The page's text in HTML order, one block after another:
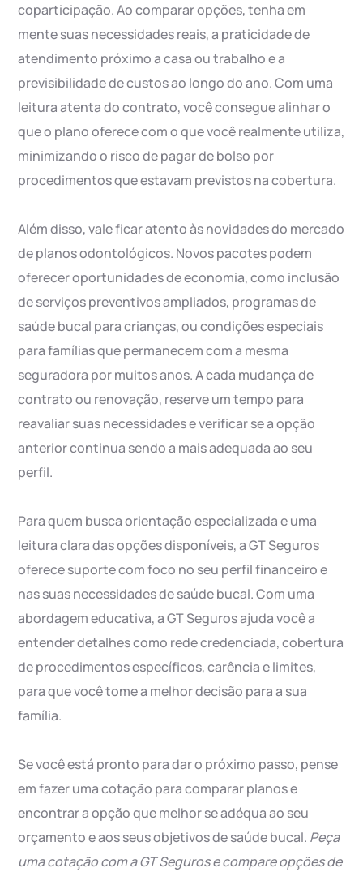
coparticipação. Ao comparar opções, tenha em
mente suas necessidades reais, a praticidade de
atendimento próximo a casa ou trabalho e a
previsibilidade de custos ao longo do ano. Com uma
leitura atenta do contrato, você consegue alinhar o
que o plano oferece com o que você realmente utiliza,
minimizando o risco de pagar de bolso por
procedimentos que estavam previstos na cobertura.
Além disso, vale ficar atento às novidades do mercado
de planos odontológicos. Novos pacotes podem
oferecer oportunidades de economia, como inclusão
de serviços preventivos ampliados, programas de
saúde bucal para crianças, ou condições especiais
para famílias que permanecem com a mesma
seguradora por muitos anos. A cada mudança de
contrato ou renovação, reserve um tempo para
reavaliar suas necessidades e verificar se a opção
anterior continua sendo a mais adequada ao seu
perfil.
Para quem busca orientação especializada e uma
leitura clara das opções disponíveis, a GT Seguros
oferece suporte com foco no seu perfil financeiro e
nas suas necessidades de saúde bucal. Com uma
abordagem educativa, a GT Seguros ajuda você a
entender detalhes como rede credenciada, cobertura
de procedimentos específicos, carência e limites,
para que você tome a melhor decisão para a sua
família.
Se você está pronto para dar o próximo passo, pense
em fazer uma cotação para comparar planos e
encontrar a opção que melhor se adéqua ao seu
orçamento e aos seus objetivos de saúde bucal. Peça
uma cotação com a GT Seguros e compare opções de